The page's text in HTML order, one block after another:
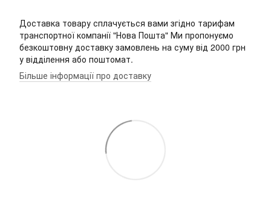
Доставка товару сплачується вами згідно тарифам
транспортної компанії "Нова Пошта" Ми пропонуємо
безкоштовну доставку замовлень на суму від 2000 грн
у відділення або поштомат.
Більше інформації про доставку